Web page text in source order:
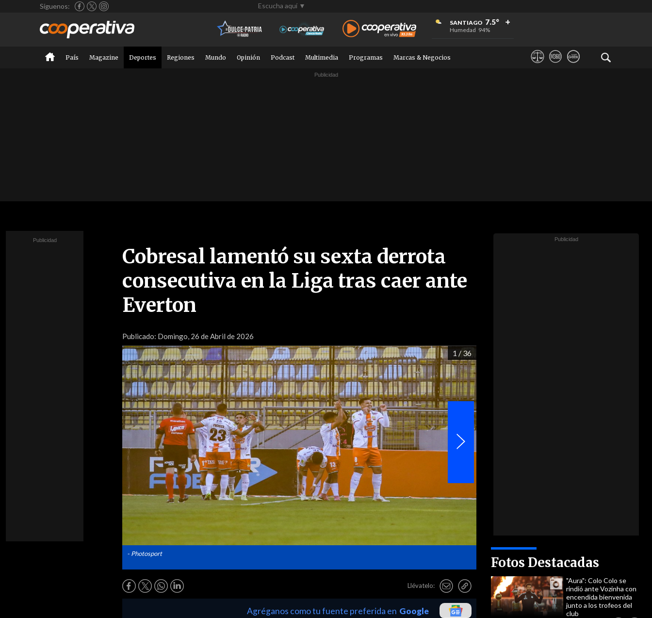
Síguenos: Escucha aquí ▼
SANTIAGO 7.5°
Humedad 94%
+
+
+
País Magazine Deportes Regiones Mundo Opinión Podcast Multimedia Programas Marcas & Negocios
Cobresal lamentó su sexta derrota
consecutiva en la Liga tras caer ante
Everton
Publicado: Domingo, 26 de Abril de 2026
1 / 36
- Photosport
Llévatelo:
Fotos Destacadas
"Aura": Colo Colo se
rindió ante Vozinha con
encendida bienvenida
junto a los trofeos del
club
Agréganos como tu fuente preferida en Google